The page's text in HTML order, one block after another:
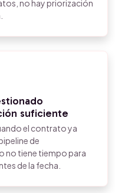
no hay priorización
suficiente
el contrato ya
de
no tiene tiempo para
de la fecha.